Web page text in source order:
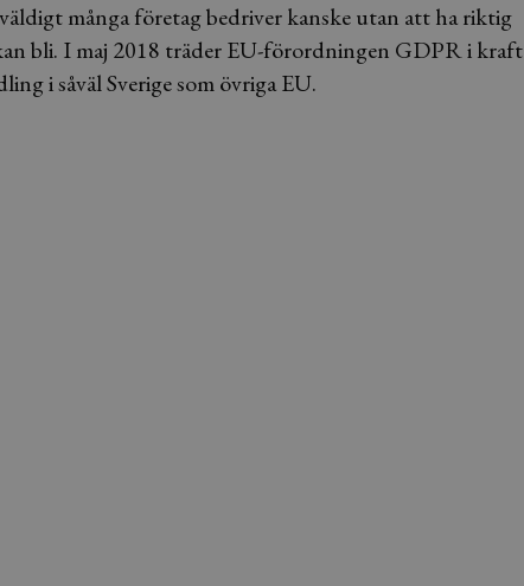
många företag bedriver kanske utan att ha riktig
bli. I maj 2018 träder EU-förordningen GDPR i kraft
i såväl Sverige som övriga EU.